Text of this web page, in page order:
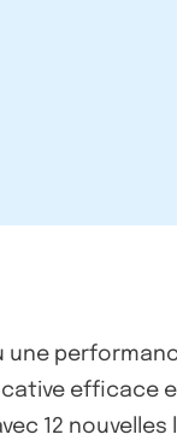
une
12